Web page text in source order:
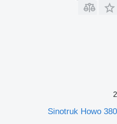
2
Sinotruk Howo 380